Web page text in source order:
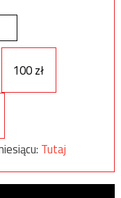
100 zł
Tutaj